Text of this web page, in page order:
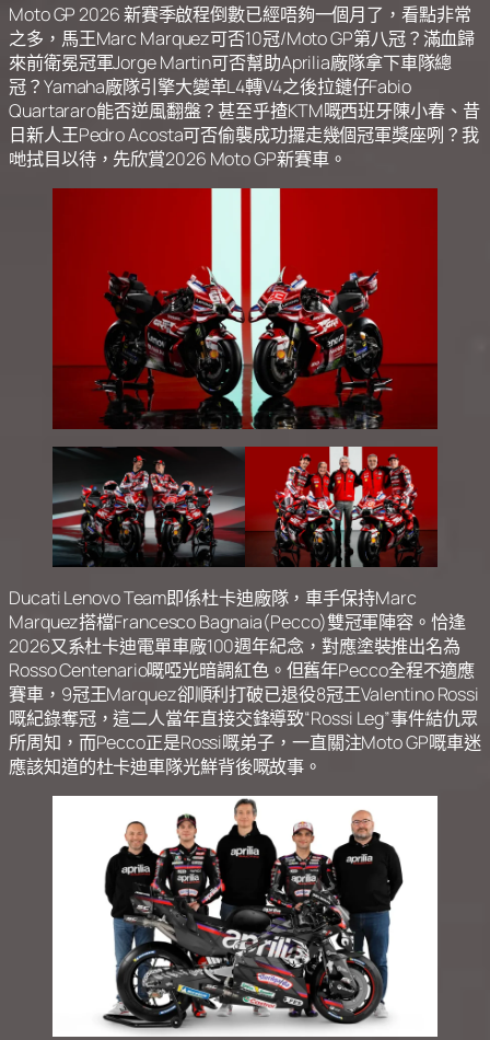
Moto GP 2026 新賽季啟程倒數已經唔夠一個月了，看點非常
之多，馬王Marc Marquez可否10冠/Moto GP第八冠？滿血歸
來前衛冕冠軍Jorge Martin可否幫助Aprilia廠隊拿下車隊總
冠？Yamaha廠隊引擎大變革L4轉V4之後拉鏈仔Fabio
Quartararo能否逆風翻盤？甚至乎揸KTM嘅西班牙陳小春、昔
日新人王Pedro Acosta可否偷襲成功攞走幾個冠軍獎座咧？我
哋拭目以待，先欣賞2026 Moto GP新賽車。
Ducati Lenovo Team‌即係杜卡迪廠隊，車手保持Marc
Marquez搭檔Francesco Bagnaia(Pecco)雙冠軍陣容。恰逢
2026又系杜卡迪電單車廠100週年紀念，對應塗裝推出名為
Rosso Centenario嘅啞光暗調紅色。但舊年Pecco全程不適應
賽車，9冠王Marquez卻順利打破已退役8冠王Valentino Rossi
嘅紀錄奪冠，這二人當年直接交鋒導致“Rossi Leg”事件結仇眾
所周知，而Pecco正是Rossi嘅弟子，一直關注Moto GP嘅車迷
應該知道的杜卡迪車隊光鮮背後嘅故事。